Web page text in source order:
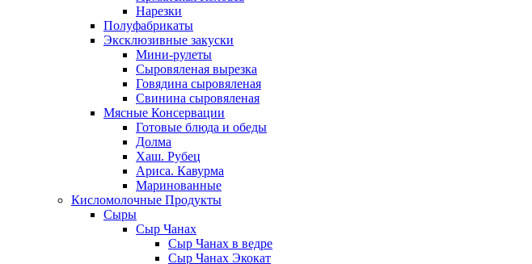
Нарезки
Полуфабрикаты
Эксклюзивные закуски
Мини-рулеты
Сыровяленая вырезка
Говядина сыровяленая
Свинина сыровяленая
Мясные Консервации
Готовые блюда и обеды
Долма
Хаш. Рубец
Ариса. Кавурма
Маринованные
Кисломолочные Продукты
Сыры
Сыр Чанах
Сыр Чанах в ведре
Сыр Чанах Экокат